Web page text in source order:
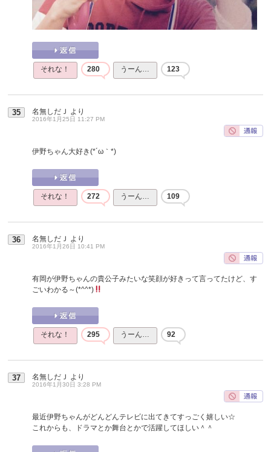
それな！ 280 うーん… 123
35 名無しだＪ より
2016年1月25日 11:27 PM
伊野ちゃん大好き(*´ω｀*)
それな！ 272 うーん… 109
36 名無しだＪ より
2016年1月26日 10:41 PM
有岡が伊野ちゃんの貴公子みたいな笑顔が好きって言ってたけど、す
ごいわかる～(*^^*)
それな！ 295 うーん… 92
37 名無しだＪ より
2016年1月30日 3:28 PM
最近伊野ちゃんがどんどんテレビに出てきてすっごく嬉しい☆
これからも、ドラマとか舞台とかで活躍してほしい＾＾